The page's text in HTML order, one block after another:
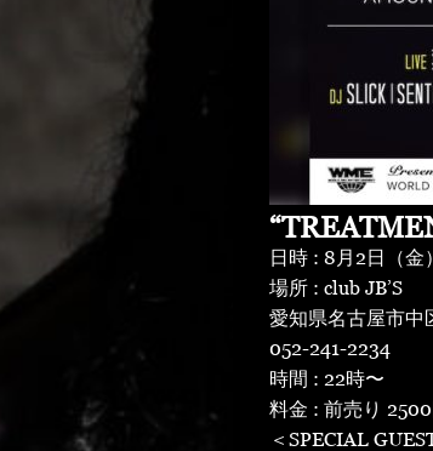
日時 : 8月2日（金）
場所 : club JB’S
愛知県名古屋市中
052-241-2234
時間 : 22時〜
料金 : 前売り
＜SPECIAL